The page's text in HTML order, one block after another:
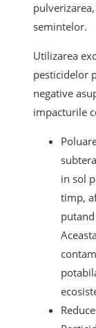
semintelor.
Utilizarea
pesticidelor
negative
impacturile
in sol
timp,